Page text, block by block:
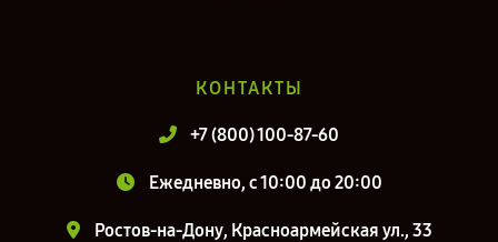
КОНТАКТЫ
+7 (800) 100-87-60
Ежедневно, с 10:00 до 20:00
Ростов-на-Дону, Красноармейская ул., 33